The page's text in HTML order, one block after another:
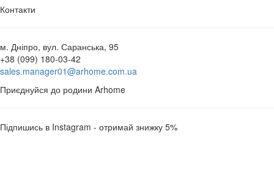
Контакти
м. Дніпро, вул. Саранська, 95
+38 (099) 180-03-42
sales.manager01@arhome.com.ua
Приєднуйся до родини Arhome
Підпишись в Instagram - отримай знижку 5%